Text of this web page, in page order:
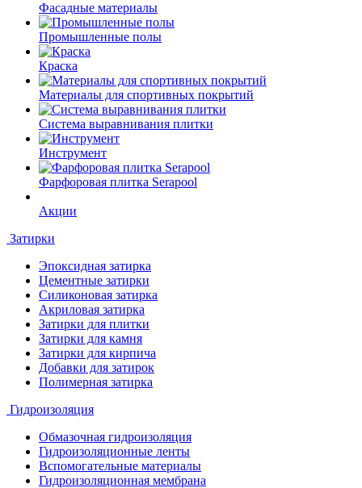
Фасадные материалы
Промышленные полы
Краска
Материалы для спортивных покрытий
Система выравнивания плитки
Инструмент
Фарфоровая плитка Serapool
Акции
Затирки
Эпоксидная затирка
Цементные затирки
Силиконовая затирка
Акриловая затирка
Затирки для плитки
Затирки для камня
Затирки для кирпича
Добавки для затирок
Полимерная затирка
Гидроизоляция
Обмазочная гидроизоляция
Гидроизоляционные ленты
Вспомогательные материалы
Гидроизоляционная мембрана